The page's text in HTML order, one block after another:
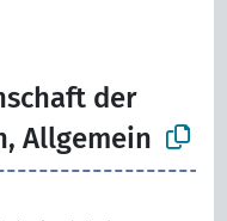
der
Allgemein